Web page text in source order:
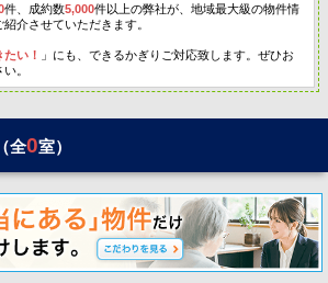
件、成約数5,000件以上の弊社が、地域最大級の物件情
介させていただきます。
い！
」にも、できるかぎりご対応致します。ぜひお
。
全0室）